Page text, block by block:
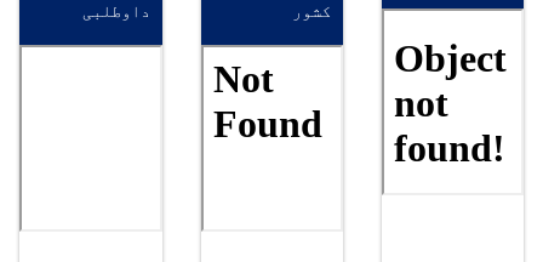
کشور
داوطلبی